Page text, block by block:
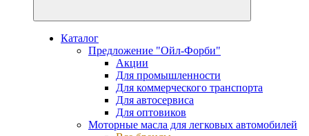
Каталог
Предложение "Ойл-Форби"
Акции
Для промышленности
Для коммерческого транспорта
Для автосервиса
Для оптовиков
Моторные масла для легковых автомобилей